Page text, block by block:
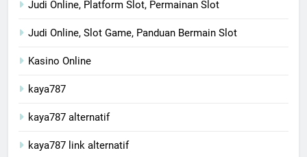
Judi Online, Platform Slot, Permainan Slot
Judi Online, Slot Game, Panduan Bermain Slot
Kasino Online
kaya787
kaya787 alternatif
kaya787 link alternatif